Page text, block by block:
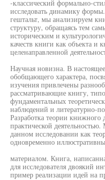
-классический формально-
исследовать динамику
гештальт, мы анализируем
структуру, обращаясь тем
историческим и
качеств книги как объекта и
целенаправленной
Научная новизна. В
обобщающего характера,
изучения привлечены
рассматривающие книгу,
фундаментальных
наблюдений и литературно-
Разработка теории книжного
практической
данном исследовании как
одновременно
материалом. Книга,
для исследователя двоякий
пример реализации идей на